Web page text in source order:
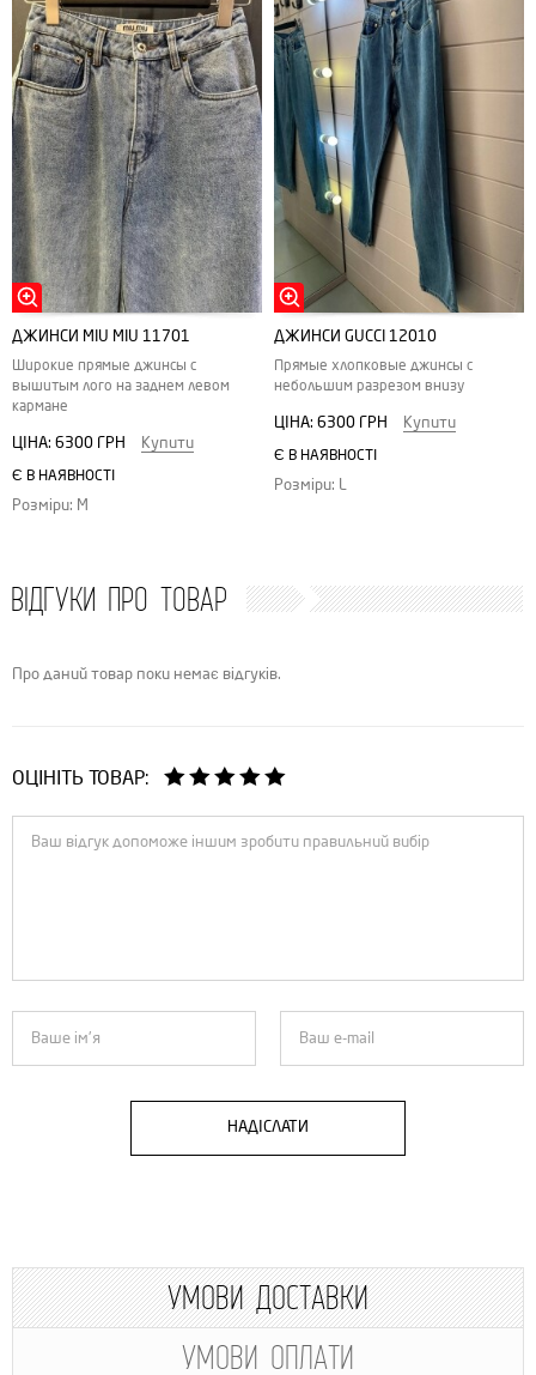
ДЖИНСИ MIU MIU 11701
Широкие прямые джинсы с
вышитым лого на заднем левом
кармане
ЦІНА: 6300 ГРН Купити
Є В НАЯВНОСТІ
Розміри: M
ДЖИНСИ GUCCI 12010
Прямые хлопковые джинсы с
небольшим разрезом внизу
ЦІНА: 6300 ГРН Купити
Є В НАЯВНОСТІ
Розміри: L
ВІДГУКИ ПРО ТОВАР
Про даний товар поки немає відгуків.
ОЦІНІТЬ ТОВАР:
НАДІСЛАТИ
УМОВИ ДОСТАВКИ
УМОВИ ОПЛАТИ